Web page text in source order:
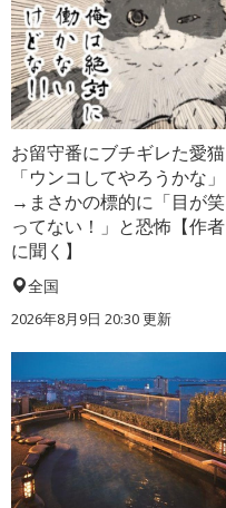
お留守番にブチギレた愛猫
「ウンコしてやろうかな」
→まさかの標的に「目が笑
ってない！」と恐怖【作者
に聞く】
全国
2026年8月9日 20:30更新